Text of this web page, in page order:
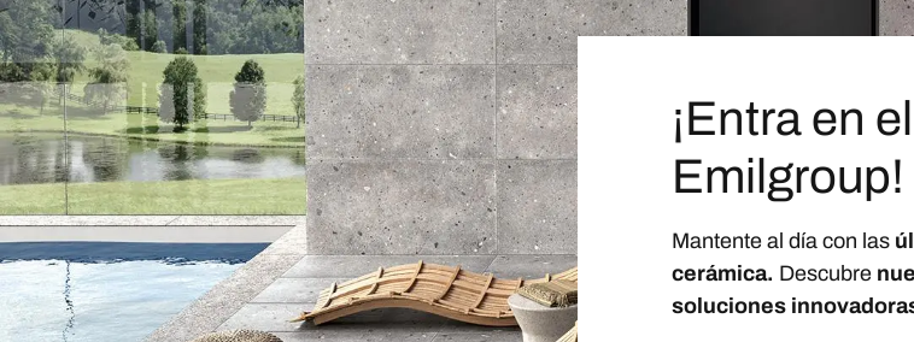
¡Entra en
Emilgroup!
Mantente al día con las
cerámica. Descubre
soluciones